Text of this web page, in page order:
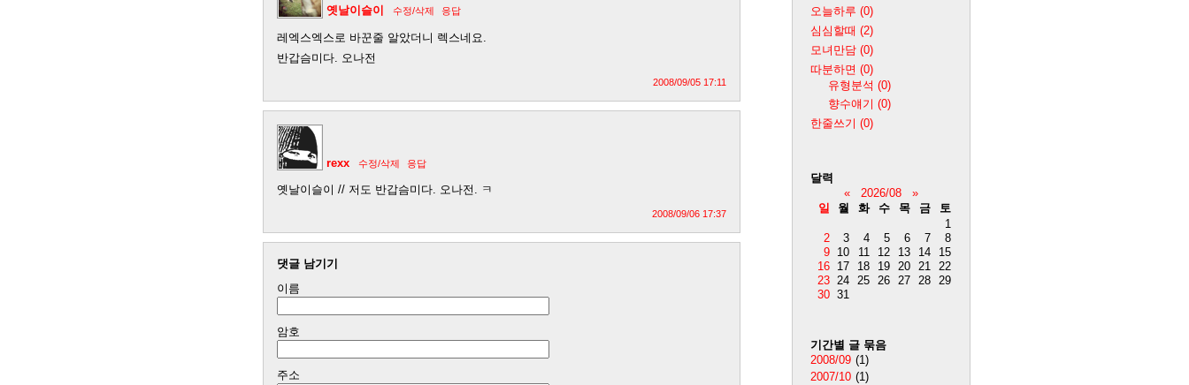
옛날이슬이 수정/삭제 응답
레엑스엑스로 바꾼줄 알았더니 렉스네요.
반갑슴미다. 오나전
2008/09/05 17:11
rexx 수정/삭제 응답
옛날이슬이 // 저도 반갑슴미다. 오나전. ㅋ
2008/09/06 17:37
댓글 남기기
이름
암호
주소
오늘하루 (0)
심심할때 (2)
모녀만담 (0)
따분하면 (0)
유형분석 (0)
향수얘기 (0)
한줄쓰기 (0)
달력
«
2026/08
»
일
월 화 수 목 금
토
1
2
3 4 5 6 7
8
9 10 11 12 13 14
15
16 17 18 19 20 21 22
23 24 25 26 27 28 29
30 31
기간별 글 묶음
2008/09 (1)
2007/10 (1)